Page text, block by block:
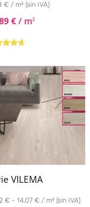
€ / m² (sin IVA)
€ / m2
VILEMA
€ - 14,07 € / m² (sin IVA)